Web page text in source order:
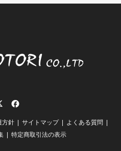
方針 サイトマップ
よくある質問
特定商取引法の表示